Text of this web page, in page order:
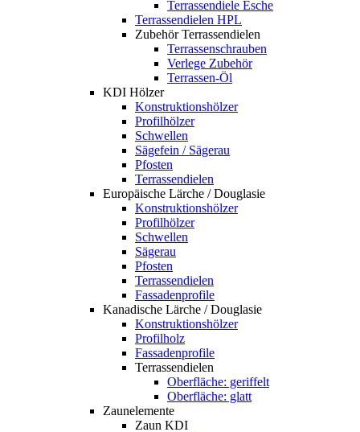
Terrassendiele Esche
Terrassendielen HPL
Zubehör Terrassendielen
Terrassenschrauben
Verlege Zubehör
Terrassen-Öl
KDI Hölzer
Konstruktionshölzer
Profilhölzer
Schwellen
Sägefein / Sägerau
Pfosten
Terrassendielen
Europäische Lärche / Douglasie
Konstruktionshölzer
Profilhölzer
Schwellen
Sägerau
Pfosten
Terrassendielen
Fassadenprofile
Kanadische Lärche / Douglasie
Konstruktionshölzer
Profilholz
Fassadenprofile
Terrassendielen
Oberfläche: geriffelt
Oberfläche: glatt
Zaunelemente
Zaun KDI